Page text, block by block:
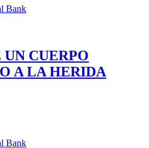
CUERPO
A LA HERIDA